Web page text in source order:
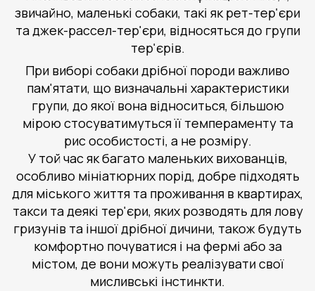
звичайно, маленькі собаки, такі як рет-тер'єри
та джек-рассел-тер'єри, відносяться до групи
тер'єрів.
При виборі собаки дрібної породи важливо
пам'ятати, що визначальні характеристики
групи, до якої вона відноситься, більшою
мірою стосуватимуться її темпераменту та
рис особистості, а не розміру.
У той час як багато маленьких вихованців,
особливо мініатюрних порід, добре підходять
для міського життя та проживання в квартирах,
такси та деякі тер'єри, яких розводять для лову
гризунів та іншої дрібної дичини, також будуть
комфортно почуватися і на фермі або за
містом, де вони можуть реалізувати свої
мисливські інстинкти.